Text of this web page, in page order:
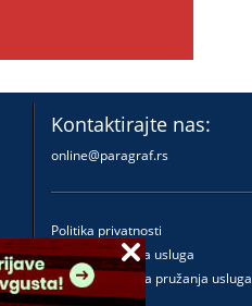
Kontaktirajte nas:
online@paragraf.rs
Politika privatnosti
Politika pružanja usluga
Praktična pravila pružanja usluga